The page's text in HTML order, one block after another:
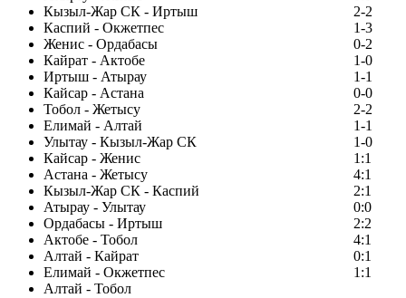
Кызыл-Жар СК - Иртыш
2-2
Каспий - Окжетпес
1-3
Женис - Ордабасы
0-2
Кайрат - Актобе
1-0
Иртыш - Атырау
1-1
Кайсар - Астана
0-0
Тобол - Жетысу
2-2
Елимай - Алтай
1-1
Улытау - Кызыл-Жар СК
1-0
Кайсар - Женис
1:1
Астана - Жетысу
4:1
Кызыл-Жар СК - Каспий
2:1
Атырау - Улытау
0:0
Ордабасы - Иртыш
2:2
Актобе - Тобол
4:1
Алтай - Кайрат
0:1
Елимай - Окжетпес
1:1
Алтай - Тобол